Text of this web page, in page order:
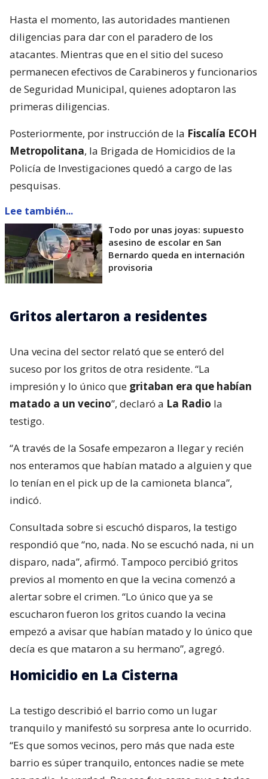
Hasta el momento, las autoridades mantienen
diligencias para dar con el paradero de los
atacantes. Mientras que en el sitio del suceso
permanecen efectivos de Carabineros y funcionarios
de Seguridad Municipal, quienes adoptaron las
primeras diligencias.
Posteriormente, por instrucción de la Fiscalía ECOH
Metropolitana, la Brigada de Homicidios de la
Policía de Investigaciones quedó a cargo de las
pesquisas.
Lee también...
Todo por unas joyas: supuesto
asesino de escolar en San
Bernardo queda en internación
provisoria
Gritos alertaron a residentes
Una vecina del sector relató que se enteró del
suceso por los gritos de otra residente. “La
impresión y lo único que gritaban era que habían
matado a un vecino”, declaró a La Radio la
testigo.
“A través de la Sosafe empezaron a llegar y recién
nos enteramos que habían matado a alguien y que
lo tenían en el pick up de la camioneta blanca”,
indicó.
Consultada sobre si escuchó disparos, la testigo
respondió que “no, nada. No se escuchó nada, ni un
disparo, nada”, afirmó. Tampoco percibió gritos
previos al momento en que la vecina comenzó a
alertar sobre el crimen. “Lo único que ya se
escucharon fueron los gritos cuando la vecina
empezó a avisar que habían matado y lo único que
decía es que mataron a su hermano”, agregó.
Homicidio en La Cisterna
La testigo describió el barrio como un lugar
tranquilo y manifestó su sorpresa ante lo ocurrido.
“Es que somos vecinos, pero más que nada este
barrio es súper tranquilo, entonces nadie se mete